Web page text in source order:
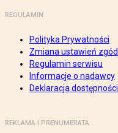
REGULAMIN
Polityka Prywatności
Zmiana ustawień zgód
Regulamin serwisu
Informacje o nadawcy
Deklaracja dostępności
REKLAMA I PRENUMERATA